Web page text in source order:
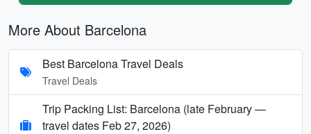
More About Barcelona
Best Barcelona Travel Deals
Travel Deals
Trip Packing List: Barcelona (late February —
travel dates Feb 27, 2026)